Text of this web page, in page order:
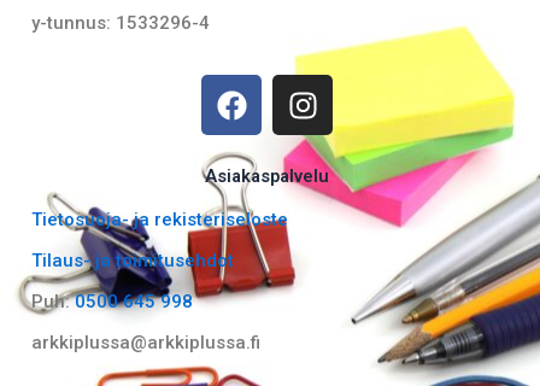
y-tunnus: 1533296-4
F
a
c
e
b
o
o
k
I
n
s
t
a
Asiakaspalvelu
Tietosuoja- ja rekisteriseloste
Tilaus- ja toimitusehdot
Puh:0500 645 998
arkkiplussa@arkkiplussa.fi